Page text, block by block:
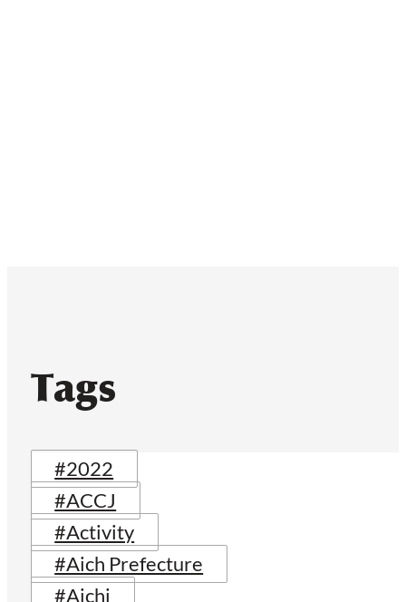
Tags
#2022
#ACCJ
#Activity
#Aich Prefecture
#Aichi